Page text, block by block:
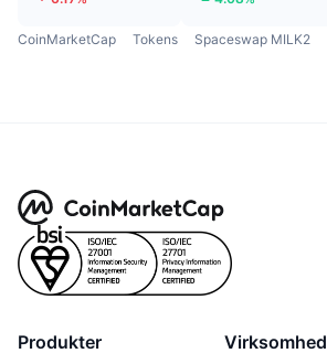
CoinMarketCap Tokens Spaceswap MILK2
Produkter Virksomhed